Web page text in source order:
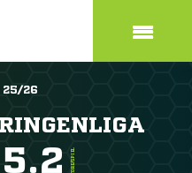
25/26
5.2 TORE/SPIEL